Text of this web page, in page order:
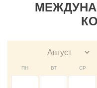
ПН ВТ СР